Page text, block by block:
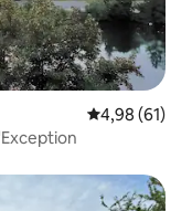
Évaluation
4,98 (61)